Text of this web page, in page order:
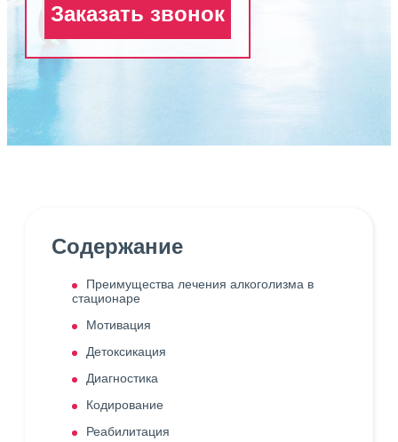
Заказать звонок
Содержание
Преимущества лечения алкоголизма в
стационаре
Мотивация
Детоксикация
Диагностика
Кодирование
Реабилитация